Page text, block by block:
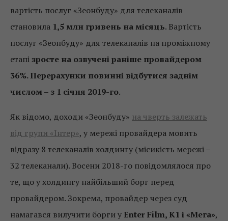
вартість послуг «Зеонбуду» для телеканалів
становила 1,5 млн гривень на місяць. Вартість
послуг «Зеонбуду» для телеканалів на проміжному
етапі зросте на озвучені раніше провайдером
36%. Перерахунки повинні відбутися заднім
числом – з 1 січня 2019-го.
Як відомо, доходи «Зеонбуду» на чверть залежать
від групи «Інтер», у мережі провайдера мовить
відразу 8 телеканалів холдингу (місикість мережі –
32 телеканали). Восени 2018-го повідомлялося про
те, що у холдингу найбільший борг перед
провайдером. Зокрема, провайдер через суд
намагався вилучити борги у Enter Film, К1 і «Мега»,